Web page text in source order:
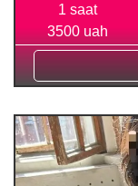
1 saat
3500 uah